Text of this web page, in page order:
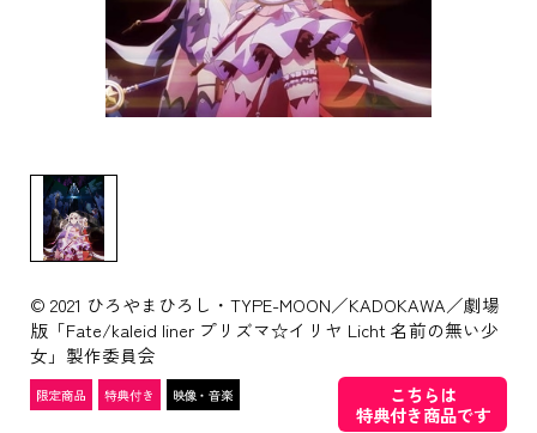
© 2021 ひろやまひろし・TYPE-MOON／KADOKAWA／劇場
版「Fate/kaleid liner プリズマ☆イリヤ Licht 名前の無い少
女」製作委員会
こちらは
特典付き商品です